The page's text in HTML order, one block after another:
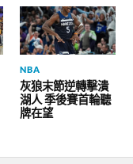
NBA
灰狼末節逆轉擊潰
湖人 季後賽首輪聽
牌在望